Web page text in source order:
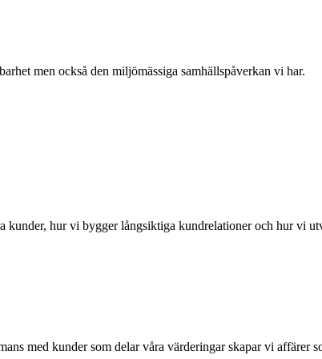
men också den miljömässiga samhällspåverkan vi har.
kunder, hur vi bygger långsiktiga kundrelationer och hur vi
med kunder som delar våra värderingar skapar vi affärer